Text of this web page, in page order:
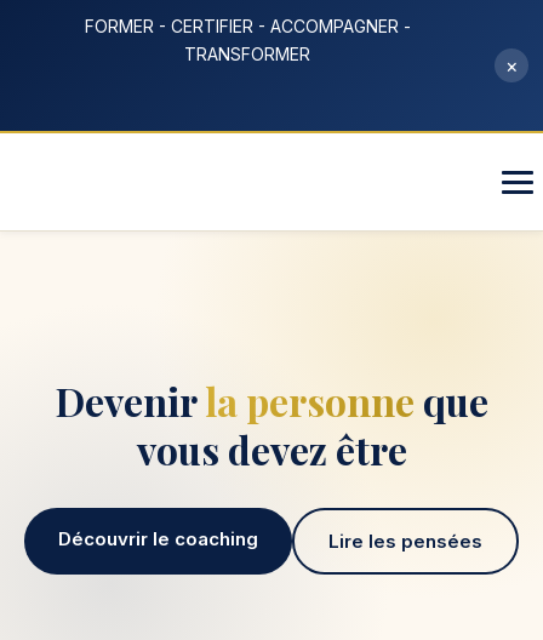
FORMER - CERTIFIER - ACCOMPAGNER -
TRANSFORMER
×
Devenirla personne que
vous devez être
Découvrir le coaching Lire les pensées